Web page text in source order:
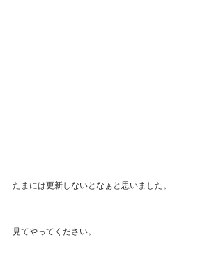
たまには更新しないとなぁと思いました。
見てやってください。